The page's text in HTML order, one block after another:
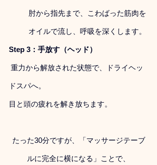
肘から指先まで、こわばった筋肉を
オイルで流し、呼吸を深くします。
Step 3：手放す（ヘッド）
重力から解放された状態で、ドライヘッ
ドスパへ。
目と頭の疲れを解き放ちます。
たった30分ですが、「マッサージテーブ
ルに完全に横になる」ことで、